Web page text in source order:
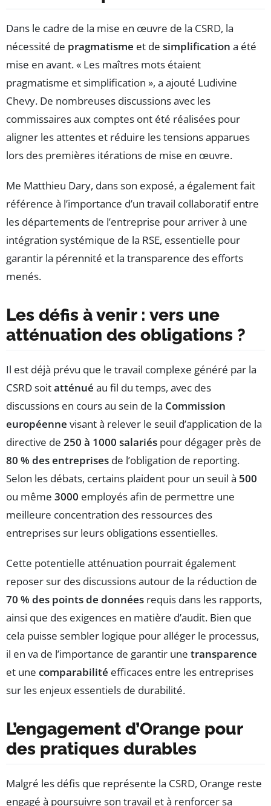
Dans le cadre de la mise en œuvre de la CSRD, la
nécessité de pragmatisme et de simplification a été
mise en avant. « Les maîtres mots étaient
pragmatisme et simplification », a ajouté Ludivine
Chevy. De nombreuses discussions avec les
commissaires aux comptes ont été réalisées pour
aligner les attentes et réduire les tensions apparues
lors des premières itérations de mise en œuvre.
Me Matthieu Dary, dans son exposé, a également fait
référence à l’importance d’un travail collaboratif entre
les départements de l’entreprise pour arriver à une
intégration systémique de la RSE, essentielle pour
garantir la pérennité et la transparence des efforts
menés.
Les défis à venir : vers une
atténuation des obligations ?
Il est déjà prévu que le travail complexe généré par la
CSRD soitatténué au fil du temps, avec des
discussions en cours au sein de la Commission
européenne visant à relever le seuil d’application de la
directive de 250 à 1000 salariés pour dégager près de
80 % des entreprises de l’obligation de reporting.
Selon les débats, certains plaident pour un seuil à 500
ou même 3000 employés afin de permettre une
meilleure concentration des ressources des
entreprises sur leurs obligations essentielles.
Cette potentielle atténuation pourrait également
reposer sur des discussions autour de la réduction de
70 % des points de données requis dans les rapports,
ainsi que des exigences en matière d’audit. Bien que
cela puisse sembler logique pour alléger le processus,
il en va de l’importance de garantir une transparence
et une comparabilité efficaces entre les entreprises
sur les enjeux essentiels de durabilité.
L’engagement d’Orange pour
des pratiques durables
Malgré les défis que représente la CSRD, Orange reste
engagé à poursuivre son travail et à renforcer sa